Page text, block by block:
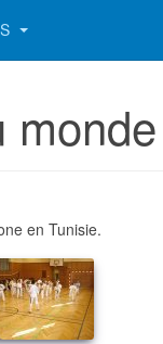
en Tunisie.